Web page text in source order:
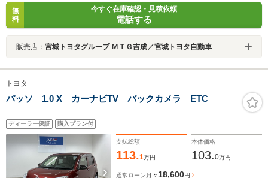
無
料
今すぐ在庫確認・見積依頼
電話する
販売店： 宮城トヨタグループ ＭＴＧ吉成／宮城トヨタ自動車
トヨタ
パッソ 1.0 X カーナビTV バックカメラ ETC
ディーラー保証 購入プラン付
支払総額
113.1万円
本体価格
103.0万円
通常ローン 月々 18,600円